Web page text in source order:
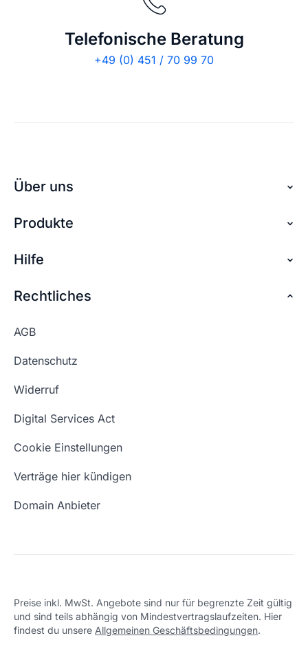
Telefonische Beratung
+49 (0) 451 / 70 99 70
Über uns
Über checkdomain
Partnerprogramm
Impressum
Blog
Produkte
Domain reservieren
Domain sichern
Hilfe
FAQ + Hilfe
Whois Domain
Rechtliches
AGB
Datenschutz
Widerruf
Digital Services Act
Cookie Einstellungen
Verträge hier kündigen
Domain Anbieter
Preise inkl. MwSt. Angebote sind nur für begrenzte Zeit gültig
und sind teils abhängig von Mindestvertragslaufzeiten. Hier
findest du unsere Allgemeinen Geschäftsbedingungen.